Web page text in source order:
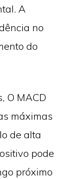
A
no
do
O MACD
máximas
de alta
pode
próximo